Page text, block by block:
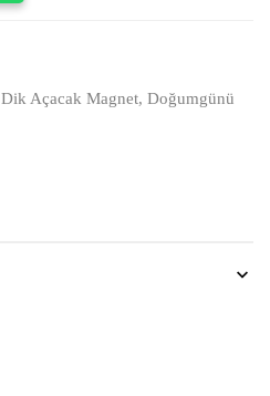
Dik Açacak Magnet, Doğumgünü